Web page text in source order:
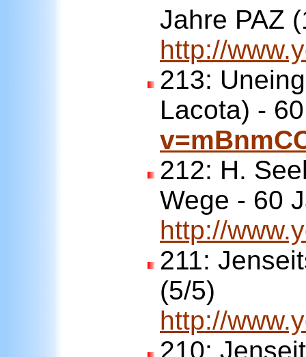
Jahre PAZ
http://
213:
Lacota) -
212: H.
Wege - 60
http://
211:
(5/5)
http://
210: